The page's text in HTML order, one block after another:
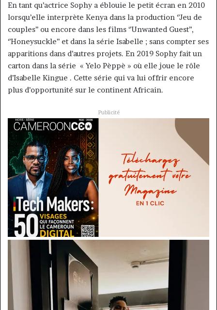
En tant qu’actrice Sophy a éblouie le petit écran en 2010
lorsqu’elle interprète Kenya dans la production ‘’Jeu de
couples’’ ou encore dans les films ‘’Unwanted Guest’’,
‘’Honeysuckle’’ et dans la série Isabelle ; sans compter ses
apparitions dans d’autres projets. En 2019 Sophy fait un
carton dans la série « Yelo Pèppè » où elle joue le rôle
d’Isabelle Kingue . Cette série qui va lui offrir encore
plus d’opportunité sur le continent Africain.
Publicité